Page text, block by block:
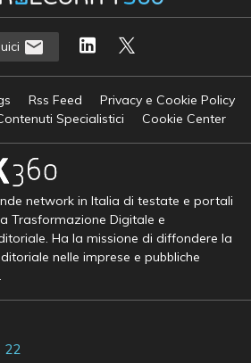
Rss Feed
Privacy e Cookie Policy
Specialistici
Cookie Center
network in Italia di testate e portali
Trasformazione Digitale e
Ha la missione di diffondere la
nelle imprese e pubbliche
22